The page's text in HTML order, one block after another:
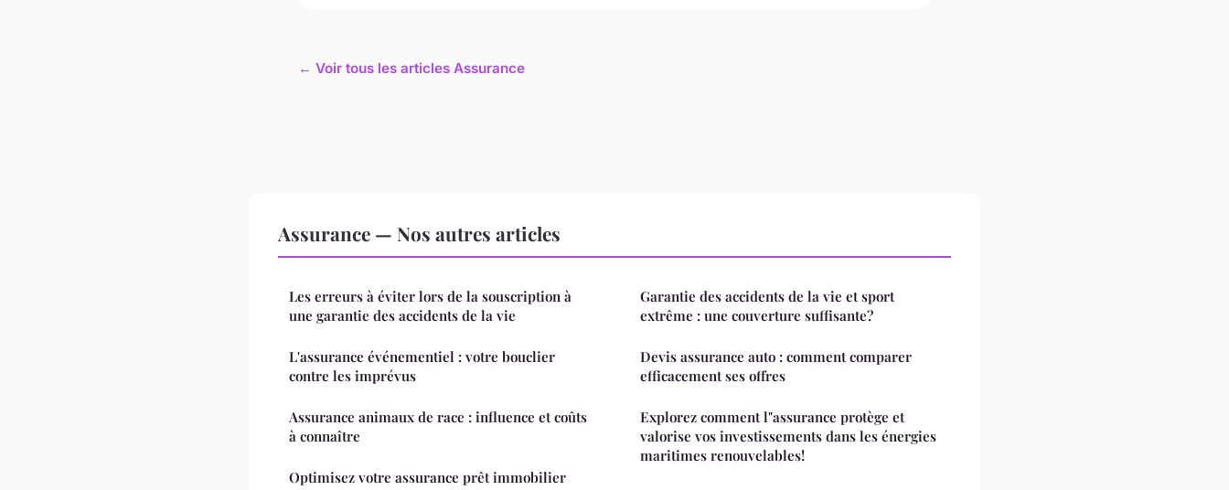
← Voir tous les articles Assurance
Assurance — Nos autres articles
Les erreurs à éviter lors de la souscription à
une garantie des accidents de la vie
L'assurance événementiel : votre bouclier
contre les imprévus
Assurance animaux de race : influence et coûts
à connaître
Optimisez votre assurance prêt immobilier
Garantie des accidents de la vie et sport
extrême : une couverture suffisante?
Devis assurance auto : comment comparer
efficacement ses offres
Explorez comment l"assurance protège et
valorise vos investissements dans les énergies
maritimes renouvelables!